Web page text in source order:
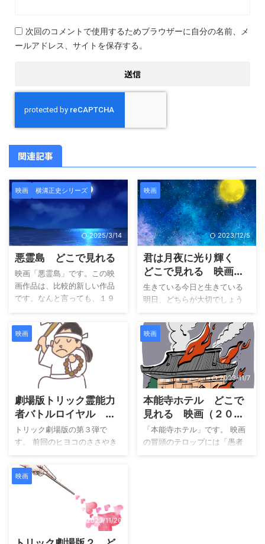
次回のコメントで使用するためブラウザーに自分の名前、メ
ールアドレス、サイトを保存する。
関連記事
映画 横溝正史シリーズ
2025/3/14
悪霊島 どこで見れる
映画「悪霊島」です。この映
画作品は、比較的新しい作品
です。なんと言っても、１９
８１年です。 そのため、こち
らの作品は、今までのキャス
ト。制作人と大きく異なって
います。映画公開時のキャッ
チコピーが「鵺がなく夜は恐
ろしい…」は、流行語大賞が無
い時代だったものの子供心を
がっちりキャッチしていまし
た。恐らくですが、当時の子
とと思いますが…。 映画の原
作 映画も新しいのですが、原
史の長編推理小説として１９
７９年から１９８０年に連載
されたものとなります。 と言
映画
2023/12/5
君は月夜に光り輝く
どこで見れる 映画
（２０１９年）
生きている今日と生きている
明日、どちらが大切でしょう
か？ 普通に両方を選べるのが
１番です。 でも、病気は娘と
母親で異なる1択しか与えてく
れません。 不治の病「発光
病」、病により体が光りま
す。 人には誰にでも光る要素
を持っているそうです。 「初
心を忘れるべからず」の気持
ちで視聴できれば、楽しめま
す。 良い作品を与えられて
も、受け取る側にもそれなり
の気持ちの整理が必要です。
映画
劇場版トリック霊能力
者バトルロイヤル ど
こで見れる 映画（２
０１０年）
トリック劇場版の第３弾で
す。 前回のヒヨコのささやき
は、どうしたのでしょうか？
私の疑問は、置いていかれ、
しれーっと第3弾です。前作か
ら４年が経過しているので、
この映画の制作人であれば、
忘れている可能性が高いよう
な気もします。 そして今回も
映画製作の始まり方は前作同
映画
2023/11/7
本能寺ホテル どこで
見れる 映画（２０１
７年）
「本能寺ホテル」です。 映画
の冒頭のテロップには「愚者
は経験から学び 賢者は歴史
映画
2023/11/20